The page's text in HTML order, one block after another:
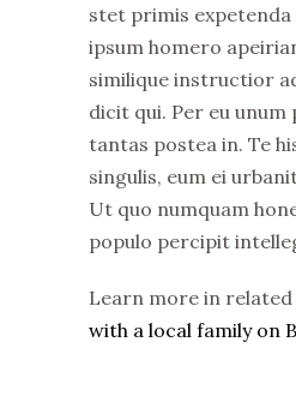
stet primis expetenda
ipsum homero
similique instructior
dicit qui. Per eu unum
tantas postea in. Te
singulis, eum ei
Ut quo numquam
populo percipit
Learn more in
with a local family on